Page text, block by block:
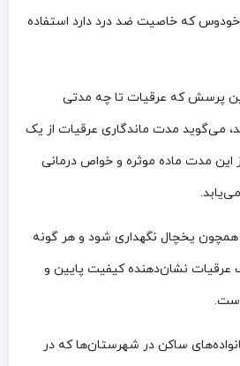
که خاصیت ضد درد دارد استفاده
پرسش که عرقیات تا چه مدتی
می‌گوید مدت ماندگاری عرقیات از یک
این مدت ماده موثره و خواص درمانی
یخچال نگهداری شود و هر گونه
عرقیات نشان‌دهنده کیفیت پایین و
ساکن در شهرستان‌ها که در